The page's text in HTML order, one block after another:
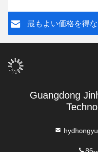
着力ロール140cm OEM
ODM最もよい価格を得な
Guangdong